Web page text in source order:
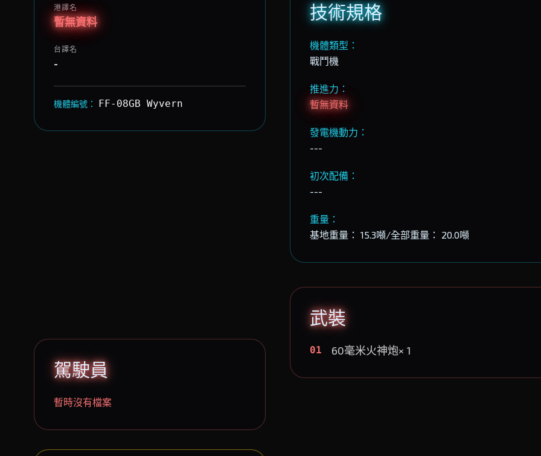
港譯名
暫無資料
台譯名
-
機體編號： FF-08GB Wyvern
駕駛員
暫時沒有檔案
技術規格
機體類型：
戰鬥機
推進力：
暫無資料
發電機動力：
---
初次配備：
---
重量：
基地重量： 15.3噸/全部重量： 20.0噸
武裝
01 60毫米火神炮× 1